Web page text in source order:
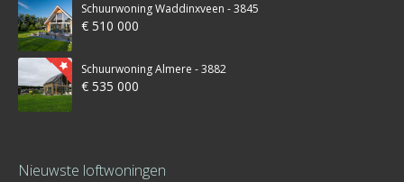
Schuurwoning Waddinxveen - 3845
€ 510 000
Schuurwoning Almere - 3882
€ 535 000
Nieuwste loftwoningen